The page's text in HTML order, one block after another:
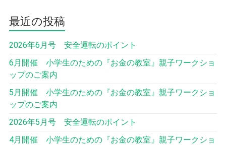
最近の投稿
2026年6月号 安全運転のポイント
6月開催 小学生のための『お金の教室』親子ワークショ
ップのご案内
5月開催 小学生のための『お金の教室』親子ワークショ
ップのご案内
2026年5月号 安全運転のポイント
4月開催 小学生のための『お金の教室』親子ワークショ